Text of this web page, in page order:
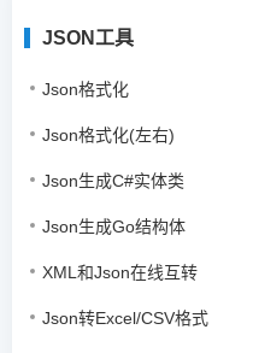
JSON工具
Json格式化
Json格式化(左右)
Json生成C#实体类
Json生成Go结构体
XML和Json在线互转
Json转Excel/CSV格式